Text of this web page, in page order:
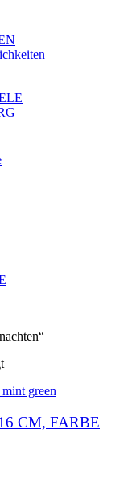
Nach
sortiert
CM, FARBE